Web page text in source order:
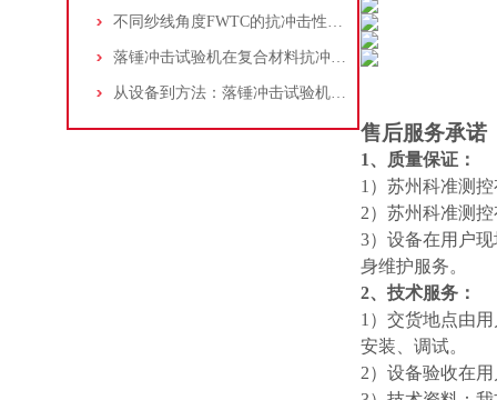
不同纱线角度FWTC的抗冲击性能对比：基于落锤冲击试验的数据分析
落锤冲击试验机在复合材料抗冲击性能测试中的应用——以铝蜂窝夹芯板为例
从设备到方法：落锤冲击试验机如何优化汽车保险杠测试？
售后服务承诺
1、质量保证：
1）苏州科准测
2）苏州科准测
3）设备在用户
身维护服务。
2、技术服务：
1）交货地点由
安装、调试。
2）设备验收在